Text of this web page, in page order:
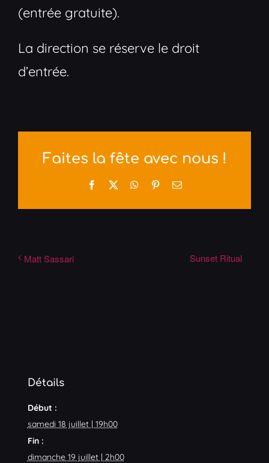
(entrée gratuite).
La direction se réserve le droit
d’entrée.
Faites la fête avec nous !
Facebook WhatsApp
PinterestEmail
Matt Sassari Sunset Ritual
Détails
Début :
samedi 18 juillet | 19h00
Fin :
dimanche 19 juillet | 2h00